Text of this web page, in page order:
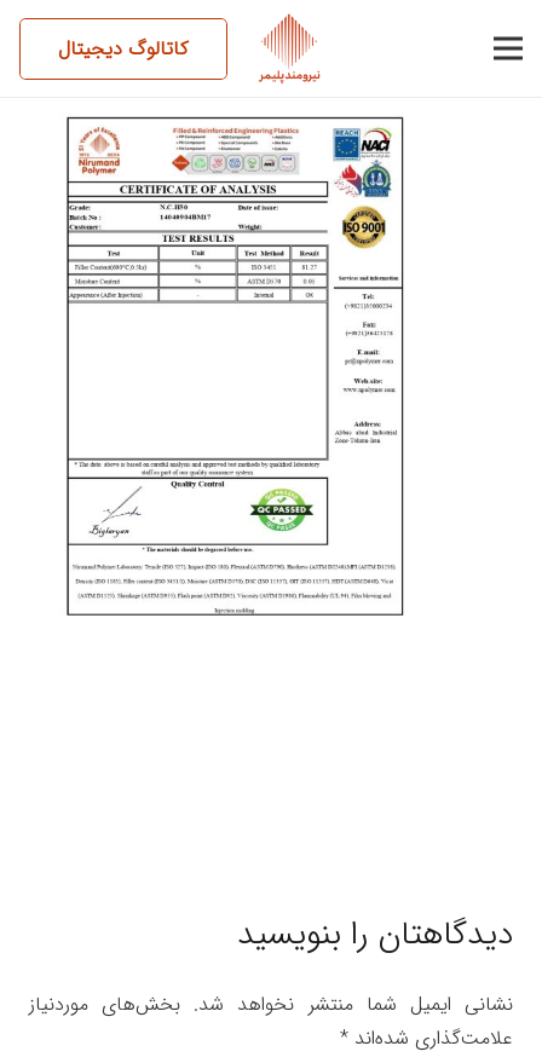
کاتالوگ دیجیتال
14040904BM17-N.C-H50
دیدگاهتان را بنویسید
نشانی ایمیل شما منتشر نخواهد شد. بخش‌های موردنیاز
علامت‌گذاری شده‌اند *